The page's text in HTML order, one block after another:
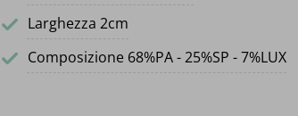
Larghezza 2cm
Composizione 68%PA - 25%SP - 7%LUX